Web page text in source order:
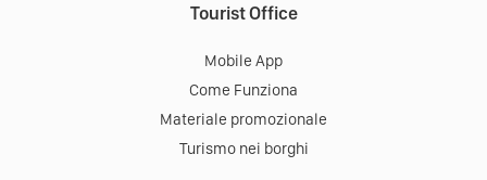
Tourist Office
Mobile App
Come Funziona
Materiale promozionale
Turismo nei borghi